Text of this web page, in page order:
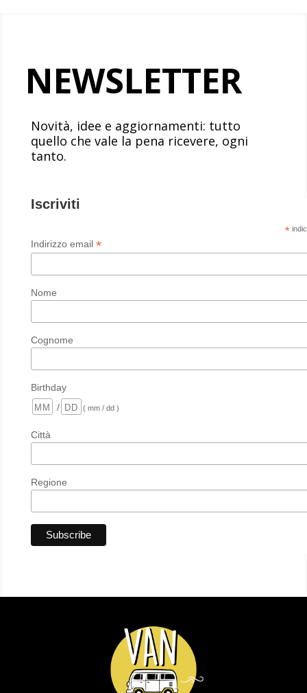
NEWSLETTER
Novità, idee e aggiornamenti: tutto
quello che vale la pena ricevere, ogni
tanto.
Iscriviti
*
Indirizzo email *
Nome
Cognome
Birthday
/
( mm / dd )
Città
Regione